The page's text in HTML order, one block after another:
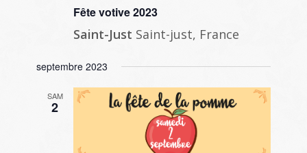
Fête votive 2023
Saint-Just Saint-just, France
septembre 2023
SAM
2